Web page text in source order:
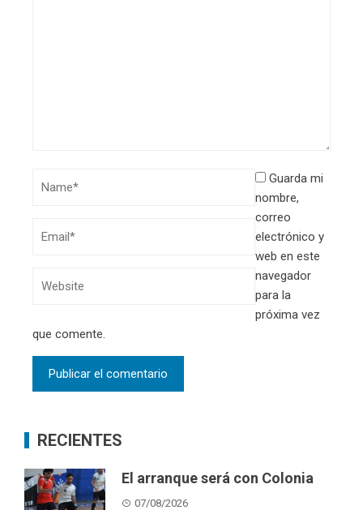
Guarda mi
nombre,
correo
electrónico y
web en este
navegador
para la
próxima vez
que comente.
RECIENTES
El arranque será con Colonia
07/08/2026